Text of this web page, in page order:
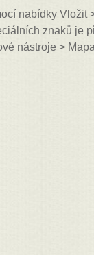
nabídky Vložit
znaků je
nástroje >